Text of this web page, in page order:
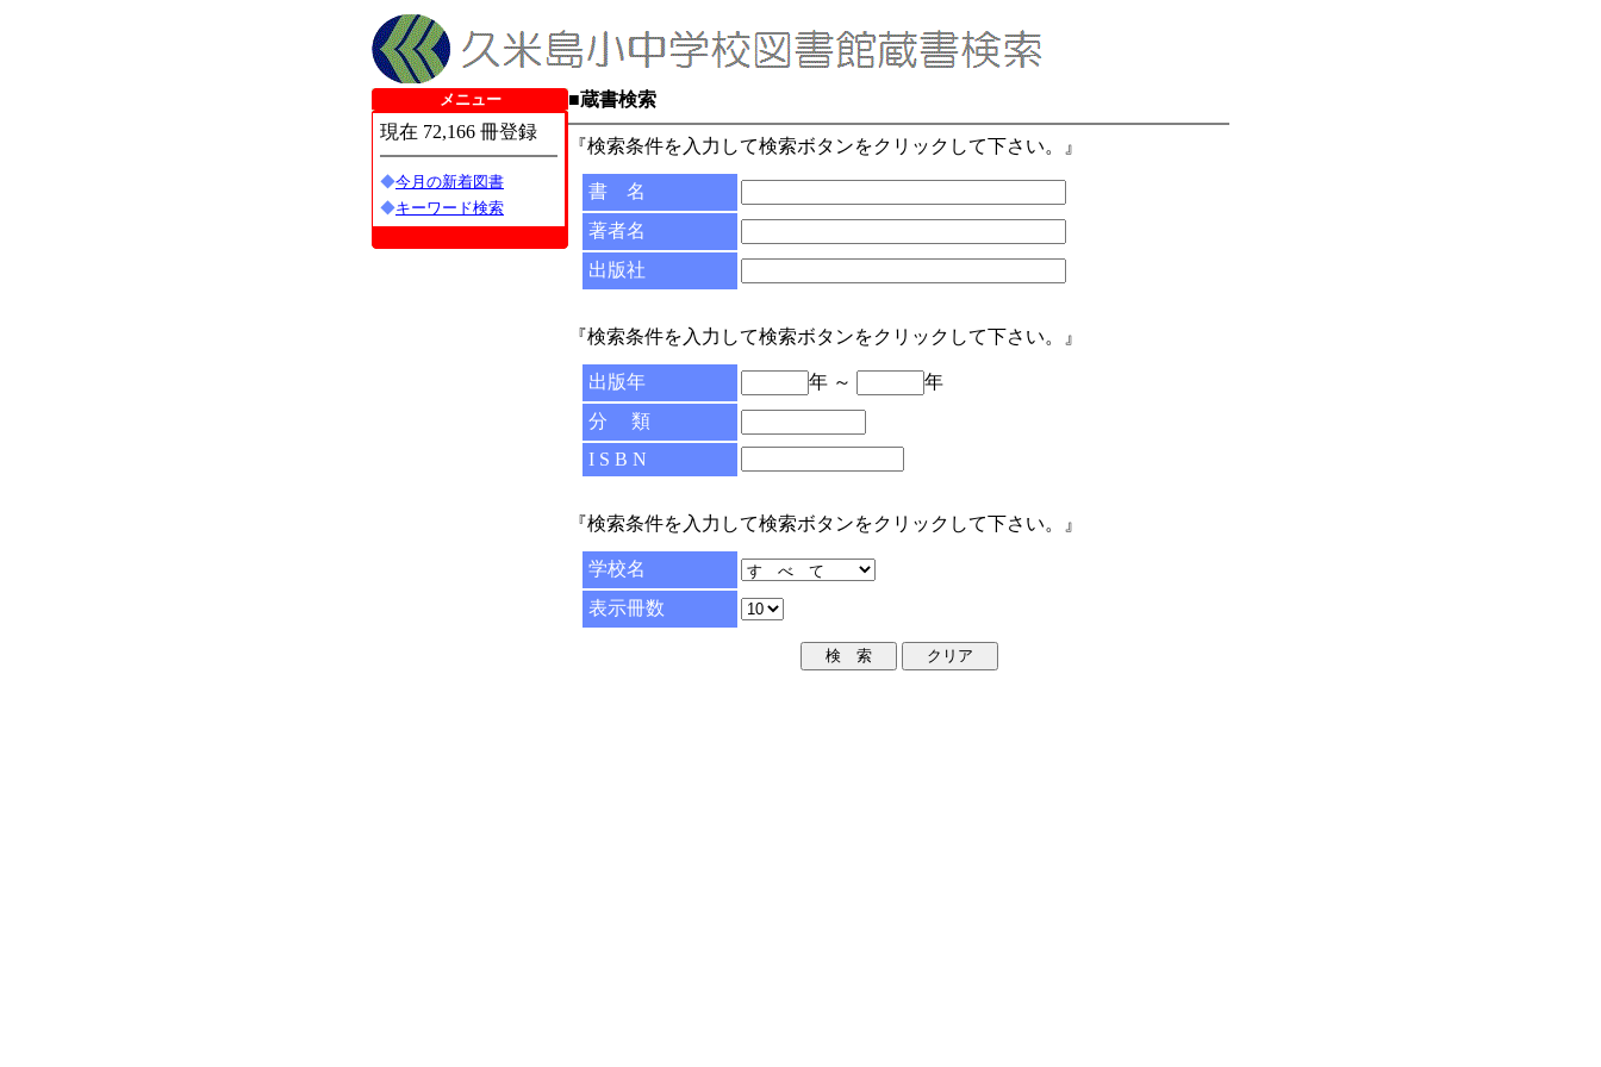
メニュー
現在 72,166 冊登録
◆今月の新着図書
◆キーワード検索
■蔵書検索
『検索条件を入力して検索ボタンをクリックして下さい。』
書 名
著者名
出版社
『検索条件を入力して検索ボタンをクリックして下さい。』
出版年 年 ～
年
分 類
I S B N
『検索条件を入力して検索ボタンをクリックして下さい。』
学校名
表示冊数